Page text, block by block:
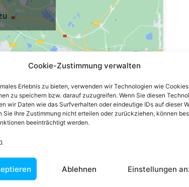
Cookie-Zustimmung verwalten
Erlebnis zu bieten, verwenden wir Technologien wie
zu speichern bzw. darauf zuzugreifen. Wenn Sie diesen
wir Daten wie das Surfverhalten oder eindeutige IDs auf dieser
Sie Ihre Zustimmung nicht erteilen oder zurückziehen, können
beeinträchtigt werden.
Ablehnen Einstellungen
Newsletter